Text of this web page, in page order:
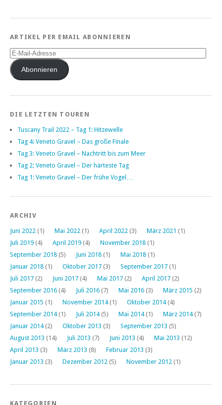
ARTIKEL PER EMAIL ABONNIEREN
E-
Mail-
AdresseAbonnieren
DIE LETZTEN TOUREN
Tuscany Trail 2022 – Tag 1: Hitzewelle
Tag 4: Veneto Gravel – Das große Finale
Tag 3: Veneto Gravel – Nachtritt bis zum Meer
Tag 2: Veneto Gravel – Der härteste Tag
Tag 1: Veneto Gravel – Der frühe Vogel…
ARCHIV
Juni 2022 (1) Mai 2022 (1) April 2022 (3) März 2021 (1)
Juli 2019 (4) April 2019 (4) November 2018 (1)
September 2018 (5) Juni 2018 (1) Mai 2018 (1)
Januar 2018 (1) Oktober 2017 (3) September 2017 (1)
Juli 2017 (2) Juni 2017 (4) Mai 2017 (2) April 2017 (2)
September 2016 (4) Juli 2016 (7) Mai 2016 (3) März 2015 (2)
Januar 2015 (1) November 2014(1) Oktober 2014(4)
September 2014(1) Juli 2014(5) Mai 2014(1) März 2014(7)
Januar 2014(2) Oktober 2013 (3) September 2013 (5)
August 2013 (14) Juli 2013 (7) Juni 2013 (4) Mai 2013 (12)
April 2013 (3) März 2013 (8) Februar 2013 (3)
Januar 2013 (3) Dezember 2012 (5) November 2012 (1)
KATEGORIEN